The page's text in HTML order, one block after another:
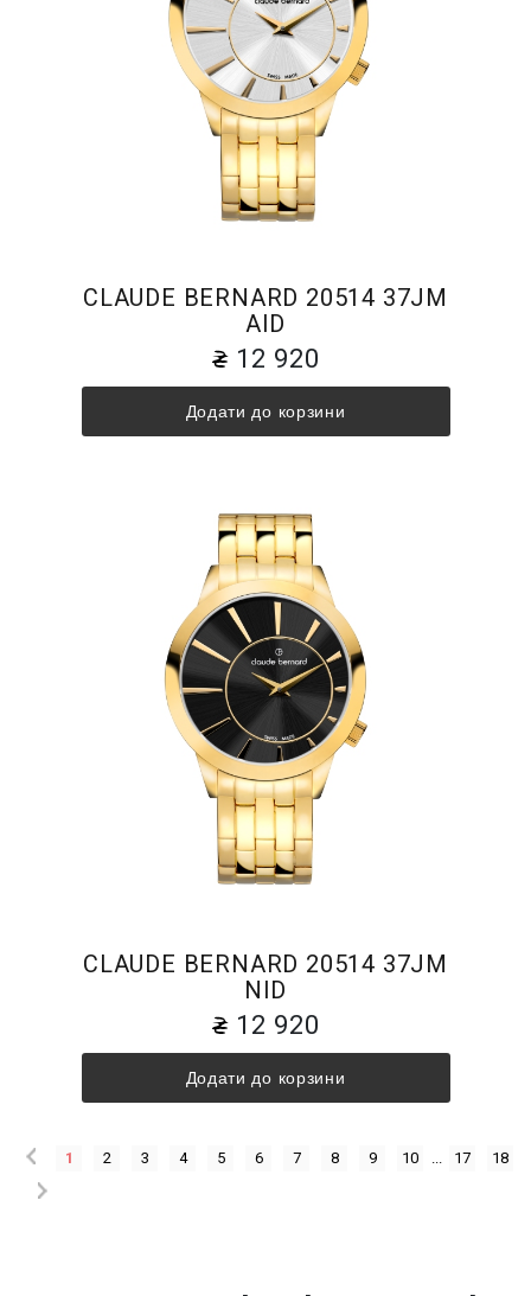
CLAUDE BERNARD 20514 37JM
AID
12 920
Додати до корзини
CLAUDE BERNARD 20514 37JM
NID
12 920
Додати до корзини
1 2 3 4 5 6 7 8 9 10 ... 17 18